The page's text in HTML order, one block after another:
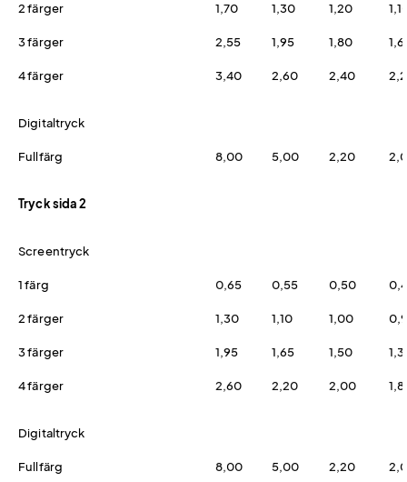
2 färger 1,70 1,30 1,20
3 färger 2,55 1,95 1,80
4 färger 3,40 2,60 2,40
Digitaltryck
Fullfärg 8,00 5,00 2,20
Tryck sida 2
Screentryck
1 färg 0,65 0,55 0,50
2 färger 1,30 1,10 1,00
3 färger 1,95 1,65 1,50
4 färger 2,60 2,20 2,00
Digitaltryck
Fullfärg 8,00 5,00 2,20